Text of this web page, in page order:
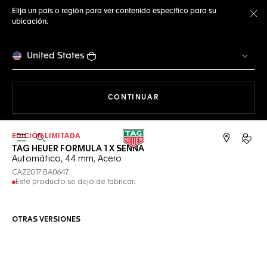
Elija un país o región para ver contenido específico para su
ubicación.
United States
CONTINUAR
Abrir el menú de búsqueda
EDICIÓN LIMITADA
TAG HEUER FORMULA 1 X SENNA
Automático, 44 mm, Acero
CAZ2017.BA0647
Este producto se dejó de fabricar.
OTRAS VERSIONES